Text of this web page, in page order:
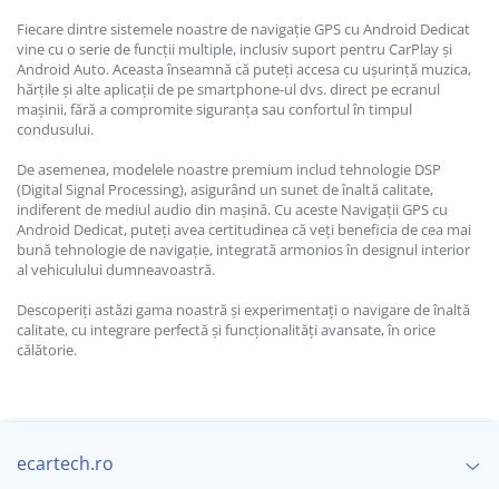
Invertoare auto
Lumini Ambientale
Testere auto
Cabluri Audio
Intretinere auto
Camera Endoscop
Fiecare dintre sistemele noastre de navigație GPS cu Android Dedicat
vine cu o serie de funcții multiple, inclusiv suport pentru CarPlay și
Android Auto. Aceasta înseamnă că puteți accesa cu ușurință muzica,
hărțile și alte aplicații de pe smartphone-ul dvs. direct pe ecranul
mașinii, fără a compromite siguranța sau confortul în timpul
condusului.
De asemenea, modelele noastre premium includ tehnologie DSP
(Digital Signal Processing), asigurând un sunet de înaltă calitate,
indiferent de mediul audio din mașină. Cu aceste Navigații GPS cu
Android Dedicat, puteți avea certitudinea că veți beneficia de cea mai
bună tehnologie de navigație, integrată armonios în designul interior
al vehiculului dumneavoastră.
Descoperiți astăzi gama noastră și experimentați o navigare de înaltă
calitate, cu integrare perfectă și funcționalități avansate, în orice
călătorie.
ecartech.ro